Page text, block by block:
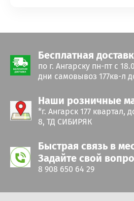
Бесплатная
по г. Ангарску пн-пт с
дни самовывоз 177кв-л
Наши розничные
*г. Ангарск 177 квартал,
8, ТД СИБИРЯК
Быстрая связь в
Задайте свой
8 908 650 64 29